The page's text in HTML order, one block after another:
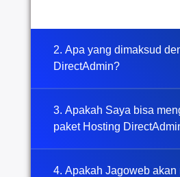
2. Apa yang dimaksud dengan Hosting
DirectAdmin?
3. Apakah Saya bisa mengupgrade
paket Hosting
4. Apakah Jagoweb akan membantu jika